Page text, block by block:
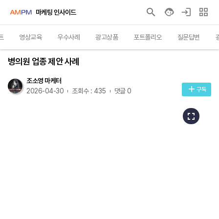
마케팅 인사이드
영상교육 우수사례 광고상품 포트폴리오 질문답변
우수사례
병의원 업종 제안 사례
조소영 마케터
2026-04-30
조회수 : 435 댓글 0 구독